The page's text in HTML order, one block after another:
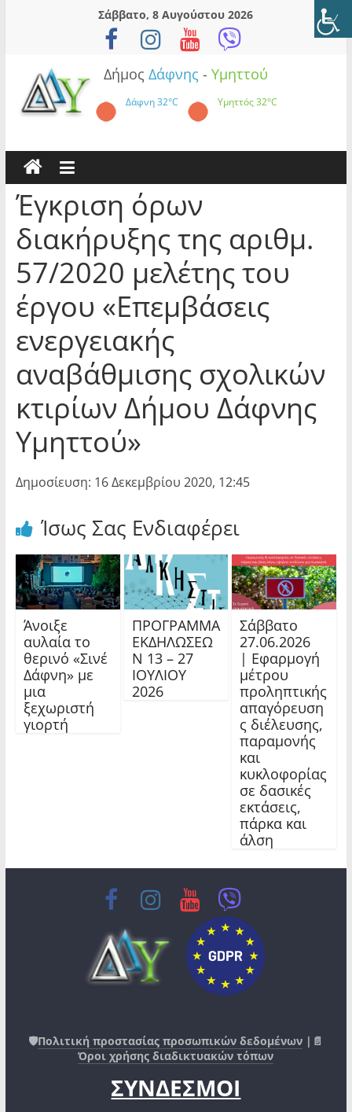
Σάββατο, 8 Αυγούστου 2026
Δήμος Δάφνης - Υμηττού
Δάφνη32°C Υμηττός32°C
Έγκριση όρων
διακήρυξης της αριθμ.
57/2020 μελέτης του
έργου «Επεμβάσεις
ενεργειακής
αναβάθμισης σχολικών
κτιρίων Δήμου Δάφνης
Υμηττού»
Δημοσίευση: 16 Δεκεμβρίου 2020, 12:45
Ίσως Σας Ενδιαφέρει
Άνοιξε
αυλαία το
θερινό «Σινέ
Δάφνη» με
μια
ξεχωριστή
γιορτή
ΠΡΟΓΡΑΜΜΑ
ΕΚΔΗΛΩΣΕΩ
Ν 13 – 27
ΙΟΥΛΙΟΥ
2026
Σάββατο
27.06.2026
| Εφαρμογή
μέτρου
προληπτικής
απαγόρευση
ς διέλευσης,
παραμονής
και
κυκλοφορίας
σε δασικές
εκτάσεις,
πάρκα και
άλση
🛡️Πολιτική προστασίας προσωπικών δεδομένων |📄
Όροι χρήσης διαδικτυακών τόπων
ΣΥΝΔΕΣΜΟΙ